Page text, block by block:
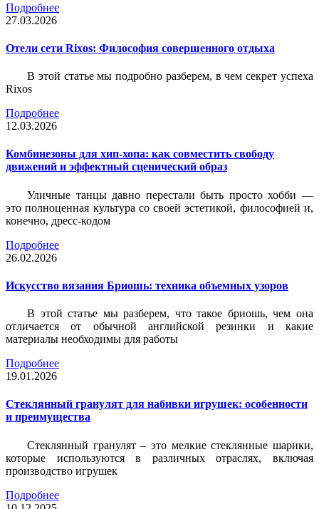
Подробнее
27.03.2026
Отели сети Rixos: Философия совершенного отдыха
В этой статье мы подробно разберем, в чем секрет успеха
Rixos
Подробнее
12.03.2026
Комбинезоны для хип-хопа: как совместить свободу
движений и эффектный сценический образ
Уличные танцы давно перестали быть просто хобби —
это полноценная культура со своей эстетикой, философией и,
конечно, дресс-кодом
Подробнее
26.02.2026
Искусство вязания Бриошь: техника объемных узоров
В этой статье мы разберем, что такое бриошь, чем она
отличается от обычной английской резинки и какие
материалы необходимы для работы
Подробнее
19.01.2026
Стеклянный гранулят для набивки игрушек: особенности
и преимущества
Стеклянный гранулят – это мелкие стеклянные шарики,
которые используются в различных отраслях, включая
производство игрушек
Подробнее